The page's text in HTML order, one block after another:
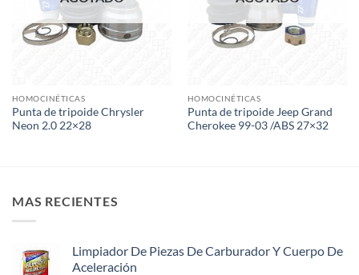
HOMOCINÉTICAS
Punta de tripoide Chrysler
Neon 2.0 22×28
HOMOCINÉTICAS
Punta de tripoide Jeep Grand
Cherokee 99-03 /ABS 27×32
MAS RECIENTES
Limpiador De Piezas De Carburador Y Cuerpo De
Aceleración